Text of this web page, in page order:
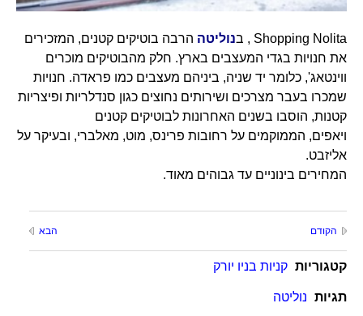
Shopping Nolita , ב נוליטה הרבה בוטיקים קטנים, המזכירים
את חנויות בגדי המעצבים בארץ. חלק מהבוטיקים מוכרים
ווינטאג', כלומר יד שניה, ביניהם מעצבים כמו פראדה. חנויות
שמכרו בעבר מצרכים ושירותים נחוצים כגון סנדלריות ופיצריות
קטנות, הוסבו בשנים האחרונות לבוטיקים קטנים
ויאפים, הממוקמים על רחובות פרינס, מוט, מאלברי, ובעיקר על
אליזבט.
המחירים בינוניים עד גבוהים מאוד.
הקודם הבא
קטגוריות קניות בניו יורק
תגיות נוליטה